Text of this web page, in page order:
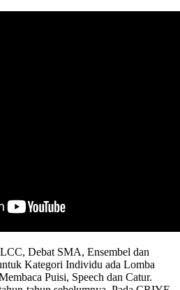
Debat SMA, Ensembel dan
Kategori Individu ada Lomba
Puisi, Speech dan Catur.